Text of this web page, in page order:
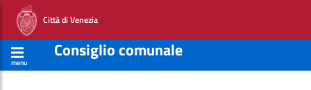
Città di Venezia
menu
Consiglio comunale